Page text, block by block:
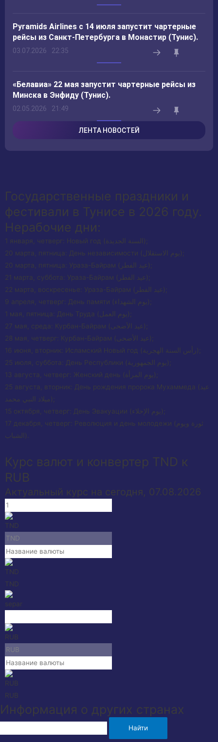
Pyramids Airlines с 14 июля запустит чартерные
рейсы из Санкт-Петербурга в Монастир (Тунис).
03.07.2026 22:35
«Белавиа» 22 мая запустит чартерные рейсы из
Минска в Энфиду (Тунис).
02.05.2026 21:49
ЛЕНТА НОВОСТЕЙ
Государственные праздники и
фестивали в Тунисе в 2026 году.
Нерабочие дни:
1 января, четверг: Новый год (السنة الجديدة);
20 марта, пятница: День независимости (يوم الاستقلال);
20 марта, пятница: Ураза-Байрам (عيد الفطر);
21 марта, суббота: Ураза-Байрам (عيد الفطر);
22 марта, воскресенье: Ураза-Байрам (عيد الفطر);
9 апреля, четверг: День памяти (يوم الشهداء);
1 мая, пятница: День Труда (يوم العمل);
27 мая, среда: Курбан-Байрам (عيد الأضحى);
28 мая, четверг: Курбан-Байрам (عيد الأضحى);
16 июня, вторник: Исламский Новый год (رأس السنة الهجرية);
25 июля, суббота: День Республики (يوم الجمهورية);
13 августа, четверг: Женский день (يوم المرأة);
25 августа, вторник: День рождения пророка Мухаммеда (عيد
ميلاد النبي محمد);
15 октября, четверг: День Эвакуации (يوم الإخلاء);
17 декабря, четверг: Революция и день молодежи (ثورة ويوم
الشباب).
Курс валют и конвертер TND к
RUB
Актуальный курс на сегодня, 07.08.2026
TND
RUB
Информация о других странах
Найти